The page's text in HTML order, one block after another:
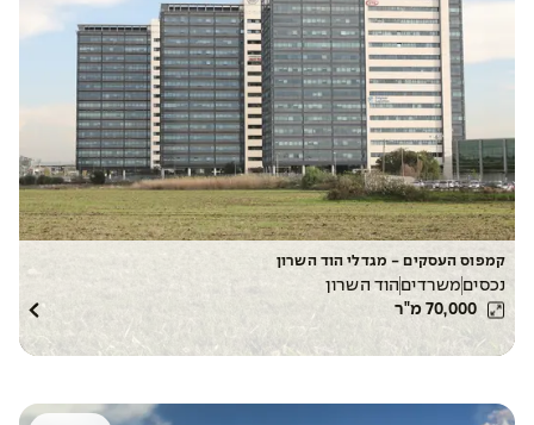
קמפוס העסקים - מגדלי הוד השרון
נכסים משרדים הוד השרון
70,000 מ"ר